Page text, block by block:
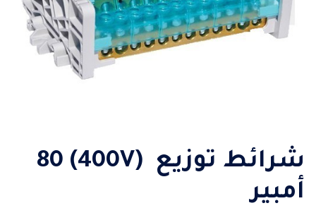
شرائط توزيع (400V) 80
أمبير